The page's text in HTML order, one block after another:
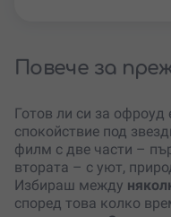
Повече за
Готов ли си за
спокойствие под
филм с две части –
втората – с уют,
Избираш между
според това колко